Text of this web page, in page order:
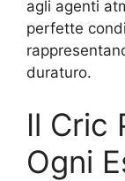
agli agenti
perfette
duraturo.
Il Cric
Ogni